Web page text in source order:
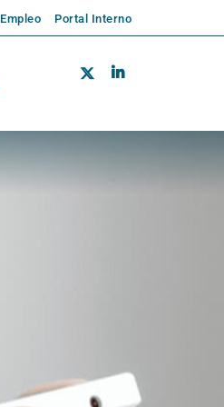
Empleo Portal Interno